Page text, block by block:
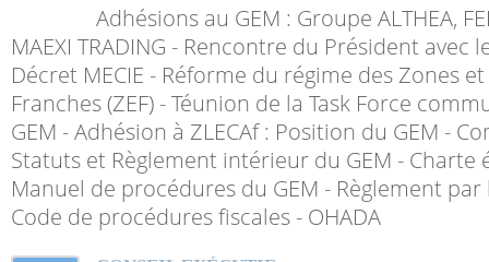
Adhésions au GEM : Groupe ALTHEA,
MAEXI TRADING - Rencontre du Président avec
Décret MECIE - Réforme du régime des Zones
Franches (ZEF) - Téunion de la Task Force
GEM - Adhésion à ZLECAf : Position du GEM -
Statuts et Règlement intérieur du GEM - Charte
Manuel de procédures du GEM - Règlement
Code de procédures fiscales - OHADA